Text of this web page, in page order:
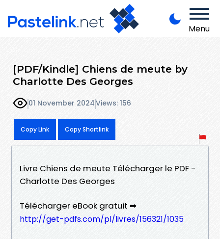
Menu
[PDF/Kindle] Chiens de meute by
Charlotte Des Georges
01 November 2024Views: 156
Copy Link Copy Shortlink
Livre Chiens de meute Télécharger le PDF -
Charlotte Des Georges
Télécharger eBook gratuit ➡
http://get-pdfs.com/pl/livres/156321/1035